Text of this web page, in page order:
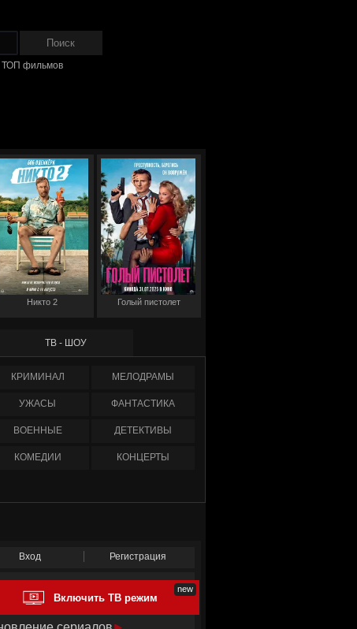
ТОП фильмов
Никто 2 Голый пистолет
ТВ - ШОУ
КРИМИНАЛ МЕЛОДРАМЫ
УЖАСЫ ФАНТАСТИКА
ВОЕННЫЕ ДЕТЕКТИВЫ
КОМЕДИИ КОНЦЕРТЫ
Вход Регистрация
Включить ТВ режим